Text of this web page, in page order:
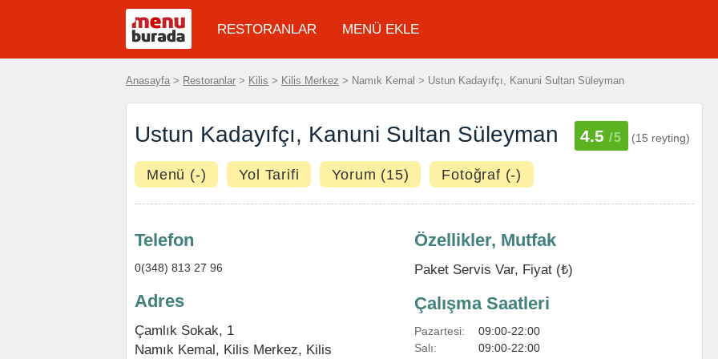
RESTORANLAR MENÜ EKLE
Anasayfa > Restoranlar > Kilis > Kilis Merkez > Namık Kemal > Ustun Kadayıfçı, Kanuni Sultan Süleyman
Ustun Kadayıfçı, Kanuni Sultan Süleyman 4.5 /5 (15 reyting)
Menü (-) Yol Tarifi Yorum (15) Fotoğraf (-)
Telefon
0(348) 813 27 96
Adres
Çamlık Sokak, 1
Namık Kemal, Kilis Merkez, Kilis
Özellikler, Mutfak
Paket Servis Var, Fiyat (₺)
Çalışma Saatleri
Pazartesi:
09:00-22:00
Salı:
09:00-22:00